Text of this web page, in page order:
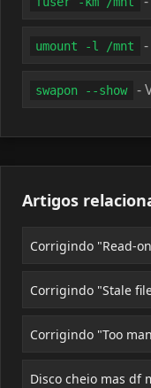
umount -l /mnt
swapon --show -
Artigos
Corrigindo "Read-
Corrigindo "Stale
Corrigindo "Too
Disco cheio mas df